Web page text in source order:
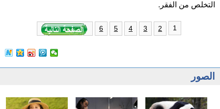
التخلص من الفقر.
1
2
3
4
5
6
الصور